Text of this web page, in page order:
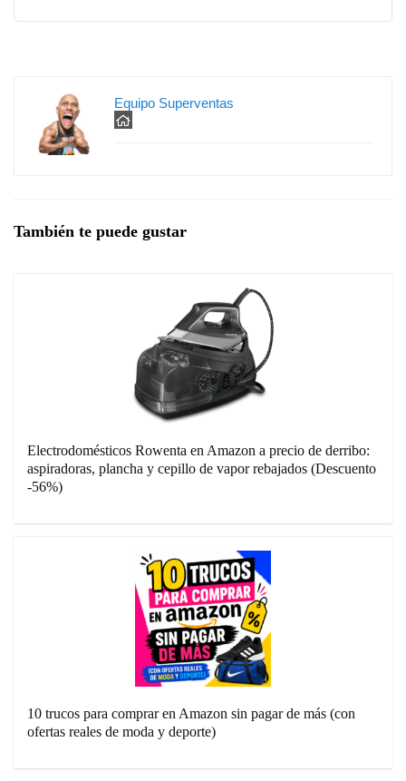
Equipo Superventas
También te puede gustar
Electrodomésticos Rowenta en Amazon a precio de derribo:
aspiradoras, plancha y cepillo de vapor rebajados (Descuento
-56%)
10 trucos para comprar en Amazon sin pagar de más (con
ofertas reales de moda y deporte)